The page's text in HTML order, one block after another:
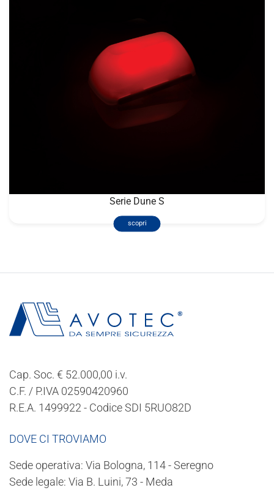
Serie Dune S
scopri
Cap. Soc. € 52.000,00 i.v.
C.F. / P.IVA 02590420960
R.E.A. 1499922 - Codice SDI 5RUO82D
DOVE CI TROVIAMO
Sede operativa: Via Bologna, 114 - Seregno
Sede legale: Via B. Luini, 73 - Meda